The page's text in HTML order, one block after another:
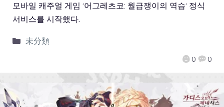
0 0
모바일 캐주얼 게임 ‘어그레츠코: 월급쟁이의 역습‘ 정식
서비스를 시작했다.
未分類